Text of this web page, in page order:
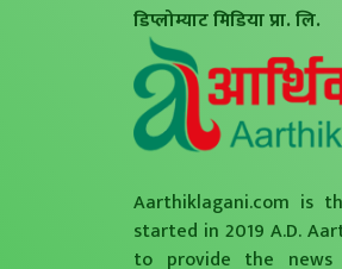
डिप्लोम्याट मिडिया प्रा. लि.
Aarthiklagani.com is
started in 2019 A.D.
to provide the news